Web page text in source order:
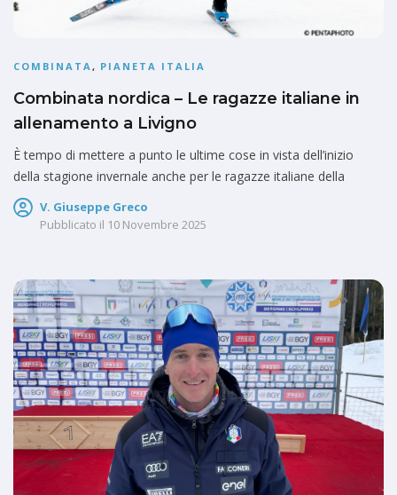
COMBINATA, PIANETA ITALIA
Combinata nordica – Le ragazze italiane in
allenamento a Livigno
È tempo di mettere a punto le ultime cose in vista dell’inizio
della stagione invernale anche per le ragazze italiane della
V. Giuseppe Greco
Pubblicato il 10 Novembre 2025